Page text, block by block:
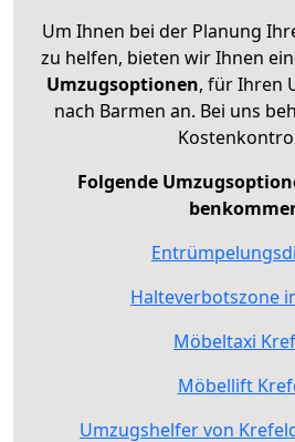
Um Ihnen bei der Planung
zu helfen, bieten wir Ihnen
Umzugsoptionen, für Ihren
nach Barmen an. Bei uns
Folgende
Halteverbotszone
Möbeltaxi
Möbellift
Umzugshelfer von